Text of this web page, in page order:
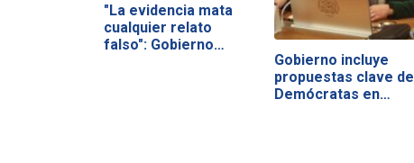
"La evidencia mata
cualquier relato
falso": Gobierno…
Gobierno incluye
propuestas clave de
Demócratas en…